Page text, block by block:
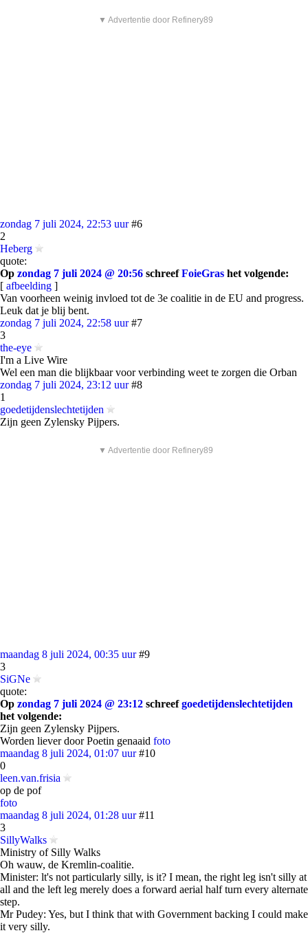
▼ Advertentie door Refinery89
zondag 7 juli 2024, 22:53 uur #6
2
Heberg
quote:
Op zondag 7 juli 2024 @ 20:56 schreefFoieGras het volgende:
[ afbeelding ]
Van voorheen weinig invloed tot de 3e coalitie in de EU and progress.
Leuk dat je blij bent.
zondag 7 juli 2024, 22:58 uur #7
3
the-eye
I'm a Live Wire
Wel een man die blijkbaar voor verbinding weet te zorgen die Orban
zondag 7 juli 2024, 23:12 uur #8
1
goedetijdenslechtetijden
Zijn geen Zylensky Pijpers.
▼ Advertentie door Refinery89
maandag 8 juli 2024, 00:35 uur #9
3
SiGNe
quote:
Op zondag 7 juli 2024 @ 23:12 schreefgoedetijdenslechtetijden
het volgende:
Zijn geen Zylensky Pijpers.
Worden liever door Poetin genaaid foto
maandag 8 juli 2024, 01:07 uur #10
0
leen.van.frisia
op de pof
foto
maandag 8 juli 2024, 01:28 uur #11
3
SillyWalks
Ministry of Silly Walks
Oh wauw, de Kremlin-coalitie.
Minister: lt's not particularly silly, is it? I mean, the right leg isn't silly at
all and the left leg merely does a forward aerial half turn every alternate
step.
Mr Pudey: Yes, but I think that with Government backing I could make
it very silly.